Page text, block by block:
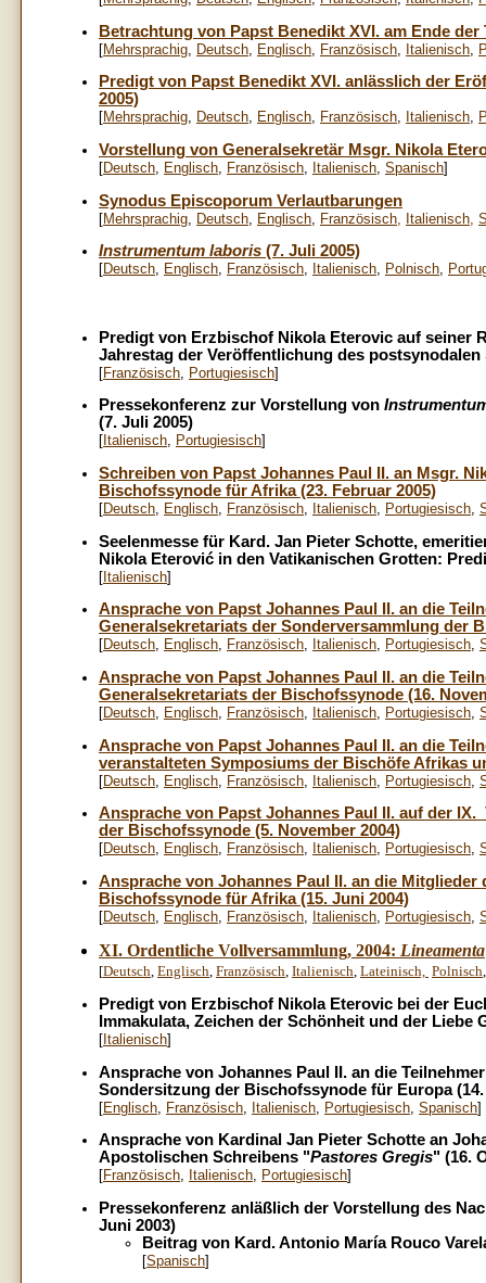
Betrachtung von Papst Benedikt XVI. am Ende der
[Mehrsprachig Deutsch Englisch Französisch Italienisch
Predigt von Papst Benedikt XVI. anlässlich der
2005)
[Mehrsprachig, Deutsch, Englisch, Französisch, Italienisch,
Vorstellung von Generalsekretär Msgr. Nikola
[Deutsch Englisch Französisch Italienisch Spanisch]
Synodus Episcoporum Verlautbarungen
[Mehrsprachig Deutsch Englisch Französisch Italienisch
Instrumentum laboris (7. Juli 2005)
[Deutsch, Englisch, Französisch, Italienisch, Polnisch,
Predigt von Erzbischof Nikola Eterovic auf seiner
Jahrestag der Veröffentlichung des
[Französisch Portugiesisch]
Pressekonferenz zur Vorstellung von
(7. Juli 2005)
[ Italienisch, Portugiesisch]
Schreiben von Papst Johannes Paul II. an Msgr.
Bischofssynode für Afrika (23. Februar 2005)
[Deutsch Englisch Französisch Italienisch Portugiesisch
Seelenmesse für Kard. Jan Pieter Schotte,
Nikola Eterović in den Vatikanischen Grotten:
[Italienisch]
Ansprache von Papst Johannes Paul II. an die
Generalsekretariats der Sonderversammlung der
[Deutsch, Englisch, Französisch, Italienisch, Portugiesisch,
Ansprache von Papst Johannes Paul II. an die
Generalsekretariats der Bischofssynode (16.
[Deutsch Englisch Französisch Italienisch Portugiesisch
Ansprache von Papst Johannes Paul II. an die
veranstalteten Symposiums der Bischöfe Afrikas
[Deutsch Englisch Französisch Italienisch Portugiesisch
Ansprache von Papst Johannes Paul II. auf der
der Bischofssynode (5. November 2004)
[Deutsch, Englisch, Französisch, Italienisch, Portugiesisch,
Ansprache von Johannes Paul II. an die
Bischofssynode für Afrika (15. Juni 2004)
[Deutsch Englisch Französisch Italienisch Portugiesisch
XI. Ordentliche Vollversammlung, 2004: Lineamenta
[Deutsch Englisch Französisch Italienisch Lateinisch, Polnisch
Predigt von Erzbischof Nikola Eterovic bei der
Immakulata, Zeichen der Schönheit und der Liebe
[ Italienisch]
Ansprache von Johannes Paul II. an die
Sondersitzung der Bischofssynode für Europa (14.
[Englisch Französisch Italienisch Portugiesisch Spanisch]
Ansprache von Kardinal Jan Pieter Schotte an
Apostolischen Schreibens "Pastores Gregis" (16.
[Französisch, Italienisch, Portugiesisch]
Pressekonferenz anläßlich der Vorstellung des
Juni 2003)
Beitrag von Kard. Antonio María Rouco
[Spanisch]